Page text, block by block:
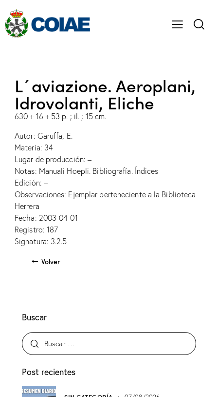
L´aviazione. Aeroplani,
Idrovolanti, Eliche
630 + 16 + 53 p. ; il. ; 15 cm.
Autor: Garuffa, E.
Materia: 34
Lugar de producción: –
Notas: Manuali Hoepli. Bibliografía. Índices
Edición: –
Observaciones: Ejemplar perteneciente a la Biblioteca
Herrera
Fecha: 2003-04-01
Registro: 187
Signatura: 3.2.5
Volver
Buscar
Post recientes